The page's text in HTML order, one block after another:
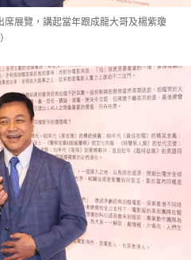
席展覽，講起當年跟成龍大哥及楊紫瓊